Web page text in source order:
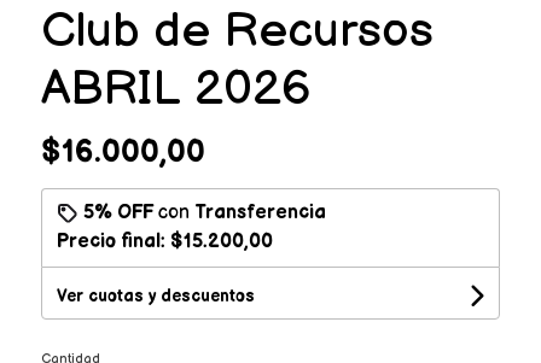
Club de Recursos
ABRIL 2026
$16.000,00
5% OFFcon Transferencia
Precio final: $15.200,00
Ver cuotas y descuentos
Cantidad